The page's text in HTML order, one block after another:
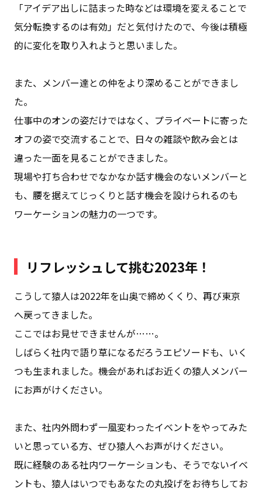
「アイデア出しに詰まった時などは環境を変えることで
気分転換するのは有効」だと気付けたので、今後は積極
的に変化を取り入れようと思いました。
また、メンバー達との仲をより深めることができまし
た。
仕事中のオンの姿だけではなく、プライベートに寄った
オフの姿で交流することで、日々の雑談や飲み会とは
違った一面を見ることができました。
現場や打ち合わせでなかなか話す機会のないメンバーと
も、腰を据えてじっくりと話す機会を設けられるのも
ワーケーションの魅力の一つです。
リフレッシュして挑む2023年！
こうして猿人は2022年を山奥で締めくくり、再び東京
へ戻ってきました。
ここではお見せできませんが……。
しばらく社内で語り草になるだろうエピソードも、いく
つも生まれました。機会があればお近くの猿人メンバー
にお声がけください。
また、社内外問わず一風変わったイベントをやってみた
いと思っている方、ぜひ猿人へお声がけください。
既に経験のある社内ワーケーションも、そうでないイベ
ントも、猿人はいつでもあなたの丸投げをお待ちしてお